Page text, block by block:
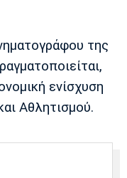
της
ενίσχυση
Αθλητισμού.